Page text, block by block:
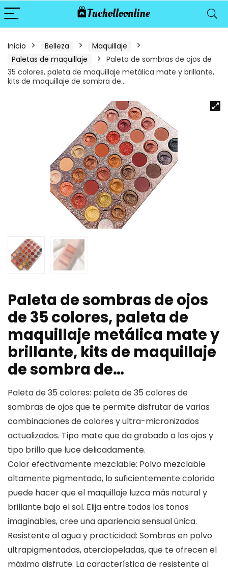
Inicio Belleza
Maquillaje
Paletas de maquillaje
Paleta de sombras de ojos de
35 colores, paleta de maquillaje metálica mate y brillante,
kits de maquillaje de sombra de…
Paleta de sombras de ojos
de 35 colores, paleta de
maquillaje metálica mate y
brillante, kits de maquillaje
de sombra de…
Paleta de 35 colores: paleta de 35 colores de
sombras de ojos que te permite disfrutar de varias
combinaciones de colores y ultra-micronizados
actualizados. Tipo mate que da grabado a los ojos y
tipo brillo que luce delicadamente.
Color efectivamente mezclable: Polvo mezclable
altamente pigmentado, lo suficientemente colorido
puede hacer que el maquillaje luzca más natural y
brillante bajo el sol. Elija entre todos los tonos
imaginables, cree una apariencia sensual única.
Resistente al agua y practicidad: Sombras en polvo
ultrapigmentadas, aterciopeladas, que te ofrecen el
máximo disfrute. La característica de resistente al